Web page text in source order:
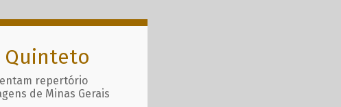
Quinteto
repertório
de Minas Gerais